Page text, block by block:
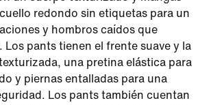
redondo sin etiquetas para un
y hombros caídos que
Los pants tienen el frente suave y la
una pretina elástica para
y piernas entalladas para una
Los pants también cuentan